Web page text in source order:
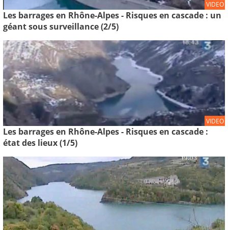
VIDEO
Les barrages en Rhône-Alpes - Risques en cascade : un
géant sous surveillance (2/5)
VIDEO
Les barrages en Rhône-Alpes - Risques en cascade :
état des lieux (1/5)